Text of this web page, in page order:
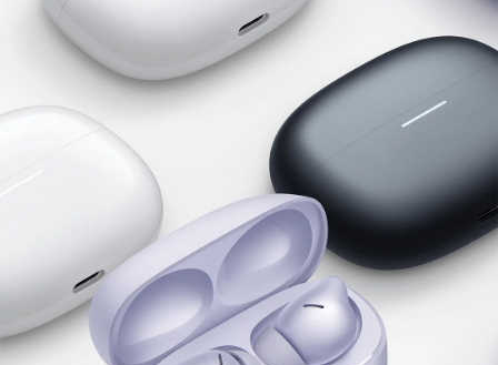
Hi-Res Audio Wireless
LDAC 認證
Redmi Buds 6 Pro 通過 Hi-Res Audio Wireless 認
證，支援 UHD 傳輸、LDAC 音訊編碼和超無損音
訊，呈現更佳音質。